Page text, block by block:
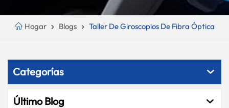
Hogar Blogs Taller De Giroscopios De Fibra Óptica
Categorías
Último Blog